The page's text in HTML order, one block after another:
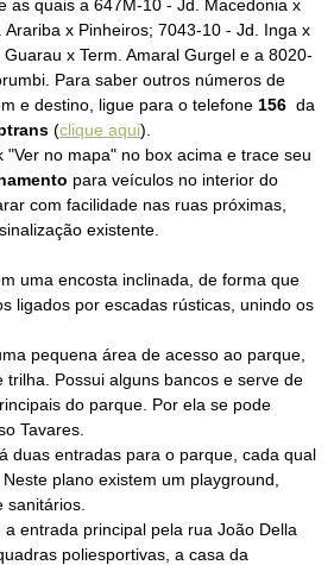
as quais a 647M-10 - Jd. Macedonia x
Arariba x Pinheiros; 7043-10 - Jd. Inga x
x Term. Amaral Gurgel e a 8020-
. Para saber outros números de
e destino, ligue para o telefone 156 da
(clique aqui).
"Ver no mapa" no box acima e trace seu
para veículos no interior do
com facilidade nas ruas próximas,
existente.
uma encosta inclinada, de forma que
ligados por escadas rústicas, unindo os
pequena área de acesso ao parque,
trilha. Possui alguns bancos e serve de
do parque. Por ela se pode
Tavares.
duas entradas para o parque, cada qual
plano existem um playground,
sanitários.
entrada principal pela rua João Della
poliesportivas, a casa da